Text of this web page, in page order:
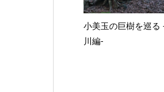
小美玉の巨樹を巡る
川編-